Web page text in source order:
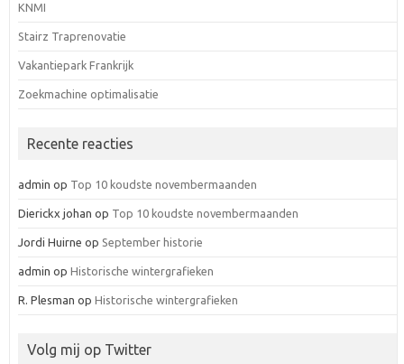
KNMI
Stairz Traprenovatie
Vakantiepark Frankrijk
Zoekmachine optimalisatie
Recente reacties
admin op Top 10 koudste novembermaanden
Dierickx johan op Top 10 koudste novembermaanden
Jordi Huirne op September historie
admin op Historische wintergrafieken
R. Plesman op Historische wintergrafieken
Volg mij op Twitter